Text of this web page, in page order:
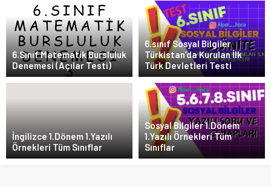
6.Sınıf Matematik Bursluluk
Denemesi (Açılar Testi)
6.sınıf Sosyal Bilgiler
Türkistan’da Kurulan İlk
Türk Devletleri Testi
İngilizce 1.Dönem 1.Yazılı
Örnekleri Tüm Sınıflar
Sosyal Bilgiler 1.Dönem
1.Yazılı Örnekleri Tüm
Sınıflar